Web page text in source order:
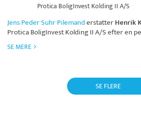
Protica BoligInvest Kolding II A/S
Jens Peder Suhr PilemanderstatterHenrik
Protica BoligInvest Kolding II A/Sefter en
SE MERE
SE FLERE